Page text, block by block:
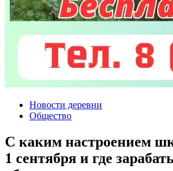
Новости деревни
Общество
С каким настроением
1 сентября и где